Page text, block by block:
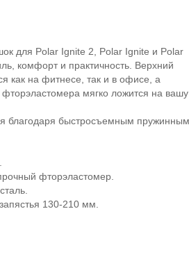
для Polar Ignite 2, Polar Ignite и Polar
комфорт и практичность. Верхний
как на фитнесе, так и в офисе, а
мягко ложится на вашу
благодаря быстросъемным пружинным
фторэластомер.
130-210 мм.